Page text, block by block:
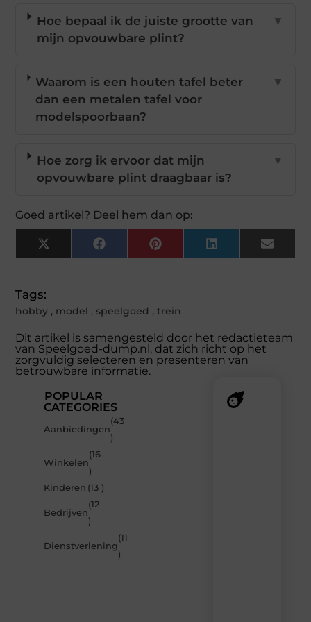
Hoe bepaal ik de juiste grootte van
mijn opvouwbare plint?
▼
Waarom is een houten tafel beter
dan een metalen tafel voor
modelspoorbaan?
▼
Hoe zorg ik ervoor dat mijn
opvouwbare plint draagbaar is?
▼
Goed artikel? Deel hem dan op:
X
(Twitter)
FacebookPinterestLinkedInEmail
Tags:
hobby , model , speelgoed ,trein
Dit artikel is samengesteld door het redactieteam
van Speelgoed-dump.nl, dat zich richt op het
zorgvuldig selecteren en presenteren van
betrouwbare informatie.
POPULAR
CATEGORIES
Aanbiedingen
(43
)
Winkelen
(16
)
Kinderen (13 )
Bedrijven
(12
)
Dienstverlening
(11
)